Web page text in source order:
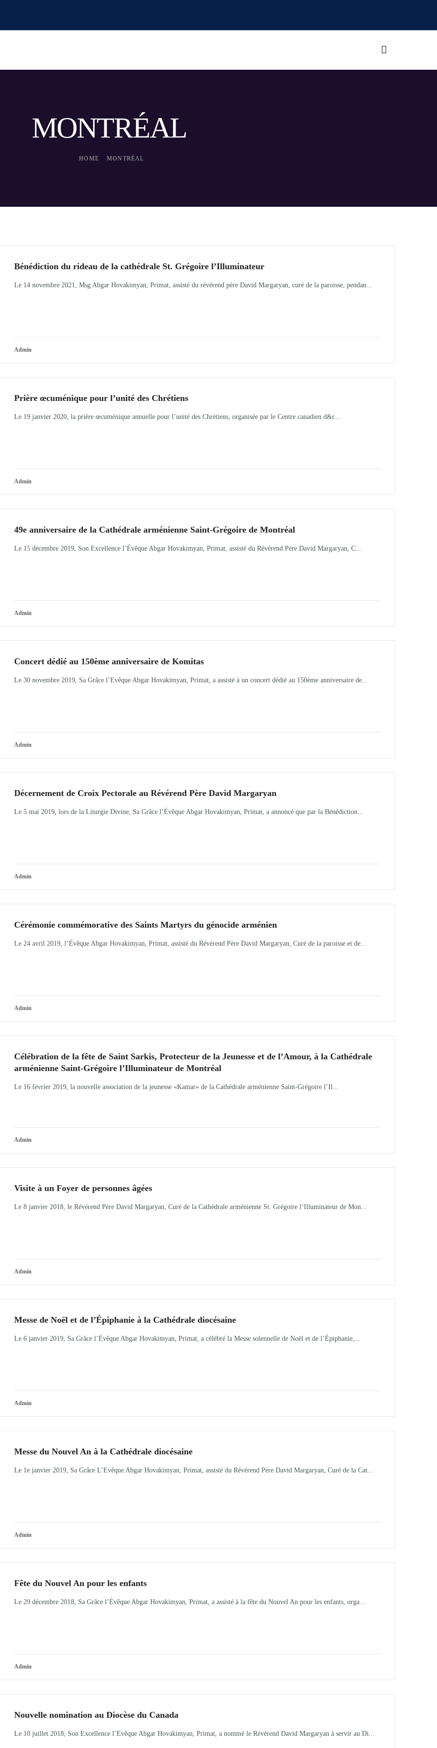
MONTRÉAL
HOME MONTRÉAL
Bénédiction du rideau de la cathédrale St. Grégoire l’Illuminateur
Le 14 novembre 2021, Msg Abgar Hovakimyan, Primat, assisté du révérend père David Margaryan, curé de la paroisse, pendan...
Admin
Prière œcuménique pour l’unité des Chrétiens
Le 19 janvier 2020, la prière œcuménique annuelle pour l’unité des Chrétiens, organisée par le Centre canadien d&r...
Admin
49e anniversaire de la Cathédrale arménienne Saint-Grégoire de Montréal
Le 15 décembre 2019, Son Excellence l’Évêque Abgar Hovakimyan, Primat, assisté du Révérend Père David Margaryan, C...
Admin
Concert dédié au 150ème anniversaire de Komitas
Le 30 novembre 2019, Sa Grâce l’Evêque Abgar Hovakimyan, Primat, a assisté à un concert dédié au 150ème anniversaire de...
Admin
Décernement de Croix Pectorale au Révérend Père David Margaryan
Le 5 mai 2019, lors de la Liturgie Divine, Sa Grâce l’Évêque Abgar Hovakimyan, Primat, a annoncé que par la Bénédiction...
Admin
Cérémonie commémorative des Saints Martyrs du génocide arménien
Le 24 avril 2019, l’Évêque Abgar Hovakimyan, Primat, assisté du Révérend Père David Margaryan, Curé de la paroisse et de...
Admin
Célébration de la fête de Saint Sarkis, Protecteur de la Jeunesse et de l’Amour, à la Cathédrale
arménienne Saint-Grégoire l’Illuminateur de Montréal
Le 16 février 2019, la nouvelle association de la jeunesse «Kamar» de la Cathédrale arménienne Saint-Grégoire l’Il...
Admin
Visite à un Foyer de personnes âgées
Le 8 janvier 2018, le Révérend Père David Margaryan, Curé de la Cathédrale arménienne St. Grégoire l‘Illuminateur de Mon...
Admin
Messe de Noël et de l’Épiphanie à la Cathédrale diocésaine
Le 6 janvier 2019, Sa Grâce l’Évêque Abgar Hovakimyan, Primat, a célébré la Messe solennelle de Noël et de l’Épiphanie,...
Admin
Messe du Nouvel An à la Cathédrale diocésaine
Le 1e janvier 2019, Sa Grâce L’Evêque Abgar Hovakimyan, Primat, assisté du Révérend Père David Margaryan, Curé de la Cat...
Admin
Fête du Nouvel An pour les enfants
Le 29 décembre 2018, Sa Grâce l’Évêque Abgar Hovakimyan, Primat, a assisté à la fête du Nouvel An pour les enfants, orga...
Admin
Nouvelle nomination au Diocèse du Canada
Le 10 juillet 2018, Son Excellence l’Evêque Abgar Hovakimyan, Primat, a nommé le Révérend David Margaryan à servir au Di...